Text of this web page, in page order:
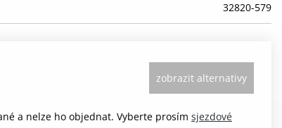
32820-579
zobrazit alternativy
a nelze ho objednat. Vyberte prosím sjezdové